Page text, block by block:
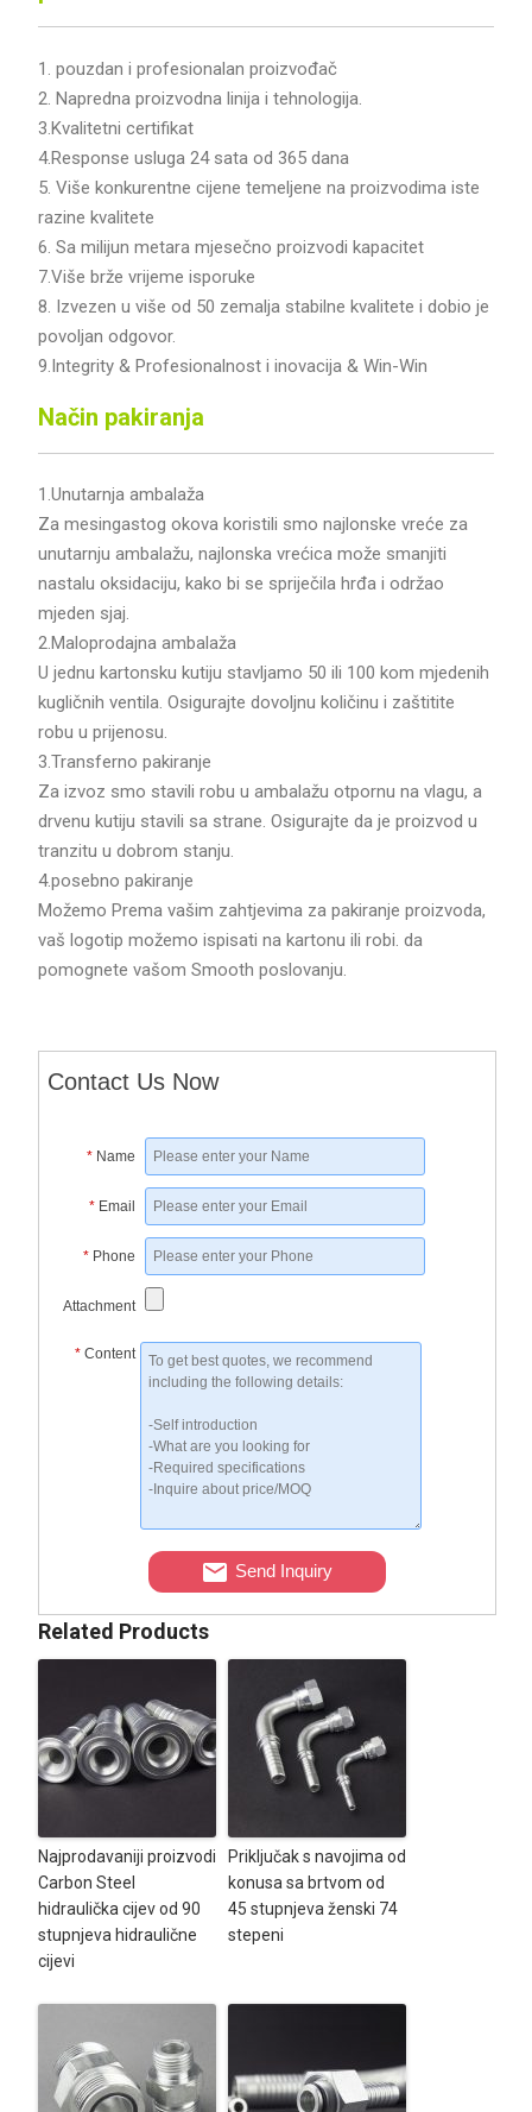
1. pouzdan i profesionalan proizvođač
2. Napredna proizvodna linija i tehnologija.
3.Kvalitetni certifikat
4.Response usluga 24 sata od 365 dana
5. Više konkurentne cijene temeljene na proizvodima iste
razine kvalitete
6. Sa milijun metara mjesečno proizvodi kapacitet
7.Više brže vrijeme isporuke
8. Izvezen u više od 50 zemalja stabilne kvalitete i dobio je
povoljan odgovor.
9.Integrity & Profesionalnost i inovacija & Win-Win
Način pakiranja
1.Unutarnja ambalaža
Za mesingastog okova koristili smo najlonske vreće za
unutarnju ambalažu, najlonska vrećica može smanjiti
nastalu oksidaciju, kako bi se spriječila hrđa i održao
mjeden sjaj.
2.Maloprodajna ambalaža
U jednu kartonsku kutiju stavljamo 50 ili 100 kom mjedenih
kugličnih ventila. Osigurajte dovoljnu količinu i zaštitite
robu u prijenosu.
3.Transferno pakiranje
Za izvoz smo stavili robu u ambalažu otpornu na vlagu, a
drvenu kutiju stavili sa strane. Osigurajte da je proizvod u
tranzitu u dobrom stanju.
4.posebno pakiranje
Možemo Prema vašim zahtjevima za pakiranje proizvoda,
vaš logotip možemo ispisati na kartonu ili robi. da
pomognete vašom Smooth poslovanju.
Contact Us Now
* Name
* Email
* Phone
Attachment
* Content
Send Inquiry
Related Products
Najprodavaniji proizvodi
Carbon Steel
hidraulička cijev od 90
stupnjeva hidraulične
cijevi
Priključak s navojima od
konusa sa brtvom od
45 stupnjeva ženski 74
stepeni